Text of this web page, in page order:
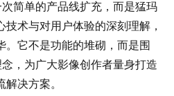
次简单的产品线扩充，而是猛玛
术与对用户体验的深刻理解，
。它不是功能的堆砌，而是围
，为广大影像创作者量身打造
决方案。